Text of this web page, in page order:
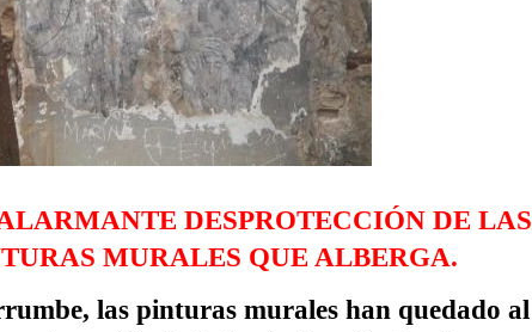
DESPROTECCIÓN DE LAS
MURALES QUE ALBERGA.
las pinturas murales han quedado al